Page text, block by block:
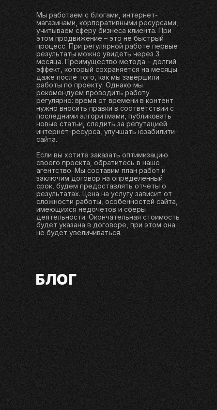
Мы работаем с блогами, интернет-
магазинами, корпоративными ресурсами,
учитываем сферу бизнеса клиента. При
этом продвижение – это не быстрый
процесс. При регулярной работе первые
результаты можно увидеть через 3
месяца. Преимущество метода – долгий
эффект, который сохраняется на месяцы
даже после того, как мы завершили
работы по проекту. Однако мы
рекомендуем проводить работу
регулярно: время от времени в контент
нужно вносить правки в соответствии с
последними алгоритмами, публиковать
новые статьи, следить за репутацией
интернет-ресурса, улучшать юзабилити
сайта.
Если вы хотите заказать оптимизацию
своего проекта, обратитесь в наше
агентство. Мы составим план работ и
заключим договор на определенный
срок, будем предоставлять отчеты о
результатах. Цена на услугу зависит от
сложности работы, особенностей сайта,
имеющихся недочетов и сферы
деятельности. Окончательная стоимость
будет указана в договоре, при этом она
не будет увеличиваться.
БЛОГ